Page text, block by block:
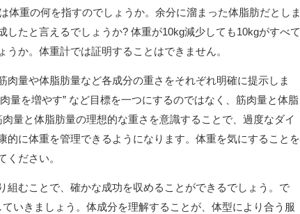
体重の何を指すのでしょうか。余分に溜まった体脂肪だとしま
たと言えるでしょうか? 体重が10kg減少しても10kgがすべて
か。体重計では証明することはできません。
量や体脂肪量など各成分の重さをそれぞれ明確に提示しま
量を増やす” など目標を一つにするのではなく、筋肉量と体脂
量と体脂肪量の理想的な重さを意識することで、過度なダイ
的に体重を管理できるようになります。体重を気にすることを
ください。
組むことで、確かな成功を収めることができるでしょう。で
いきましょう。体成分を理解することが、体型により合う服